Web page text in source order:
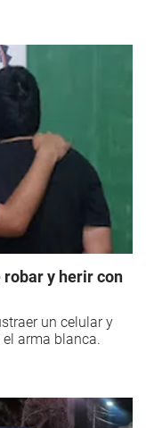
robar y herir con
un celular y
arma blanca.